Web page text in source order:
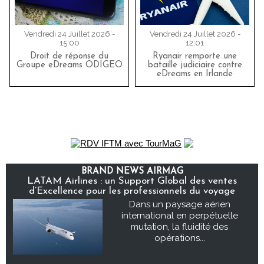
Vendredi 24 Juillet 2026 -
15:00
Droit de réponse du
Groupe eDreams ODIGEO
Vendredi 24 Juillet 2026 -
12:01
Ryanair remporte une
bataille judiciaire contre
eDreams en Irlande
BRAND NEWS AIRMAG
LATAM Airlines : un Support Global des ventes
d’Excellence pour les professionnels du voyage
Dans un paysage aérien
international en perpétuelle
mutation, la fluidité des
opérations...